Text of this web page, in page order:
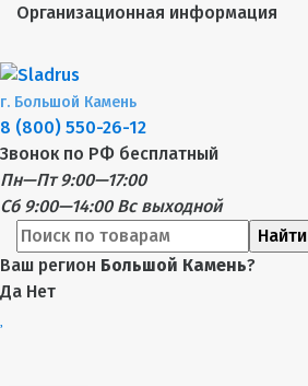
Организационная информация
г. Большой Камень
8 (800) 550-26-12
Звонок по РФ бесплатный
Пн—Пт 9:00—17:00
Сб 9:00—14:00 Вс выходной
Найти
Ваш регион Большой Камень?
Да Нет